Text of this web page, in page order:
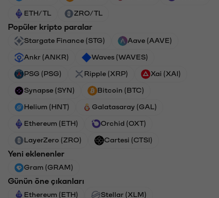
ETH/TL ZRO/TL
Popüler kripto paralar
Stargate Finance (STG) Aave (AAVE)
Ankr (ANKR) Waves (WAVES)
PSG (PSG) Ripple (XRP) Xai (XAI)
Synapse (SYN) Bitcoin (BTC)
Helium (HNT) Galatasaray (GAL)
Ethereum (ETH) Orchid (OXT)
LayerZero (ZRO) Cartesi (CTSI)
Yeni eklenenler
Gram (GRAM)
Günün öne çıkanları
Ethereum (ETH) Stellar (XLM)